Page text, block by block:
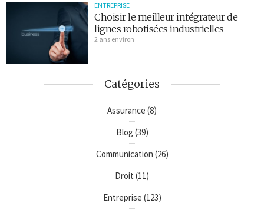
ENTREPRISE
Choisir le meilleur intégrateur de
lignes robotisées industrielles
2 ans environ
Catégories
Assurance (8)
Blog (39)
Communication (26)
Droit (11)
Entreprise (123)